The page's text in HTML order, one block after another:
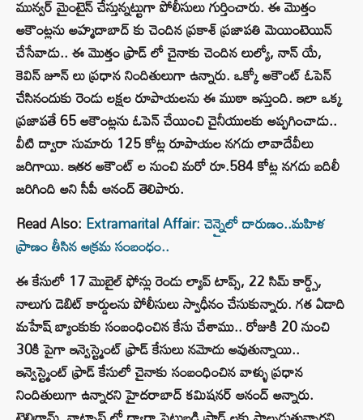
మున్వర్ మైంటైన్ చేస్తున్నట్టుగా పోలీసులు గుర్తించారు. ఈ మొత్తం
అకౌంట్లను అహ్మదాబాద్ కు చెందిన ప్రకాశ్ ప్రజాపతి మెయింటెయిన్
చేసేవాడు.. ఈ మొత్తం ఫ్రాడ్ లో చైనాకు చెందిన లుల్యో, నాన్ యే,
కెవిన్ జూన్ లు ప్రధాన నిందితులుగా ఉన్నారు. ఒక్కో అకౌంట్ ఓపెన్
చేసినందుకు రెండు లక్షల రూపాయలను ఈ ముఠా ఇస్తుంది. ఇలా ఒక్క
ప్రజాపతే 65 అకౌంట్లను ఓపెన్ చేయించి చైనీయులకు అప్పగించాడు..
వీటి ద్వారా సుమారు 125 కోట్ల రూపాయల నగదు లావాదేవీలు
జరిగాయి. ఇతర అకౌంట్ ల నుంచి మరో రూ.584 కోట్ల నగదు బదిలీ
జరిగింది అని సీపీ ఆనంద్ తెలిపారు.
Read Also: Extramarital Affair: చెన్నైలో దారుణం..మహిళ
ప్రాణం తీసిన అక్రమ సంబంధం..
ఈ కేసులో 17 మొబైల్ ఫోన్లు రెండు ల్యాప్ టాప్స్, 22 సిమ్ కార్డ్స్,
నాలుగు డెబిట్ కార్డులను పోలీసులు స్వాధీనం చేసుకున్నారు. గత ఏడాది
మహేష్ బ్యాంకుకు సంబంధించిన కేసు చేశాము.. రోజుకి 20 నుంచి
30కి పైగా ఇన్వెస్ట్మెంట్ ఫ్రాడ్ కేసులు నమోదు అవుతున్నాయి..
ఇన్వెస్ట్మెంట్ ఫ్రాడ్ కేసులో చైనాకు సంబంధించిన వాళ్ళు ప్రధాన
నిందితులుగా ఉన్నారని హైదరాబాద్ కమిషనర్ ఆనంద్ అన్నారు.